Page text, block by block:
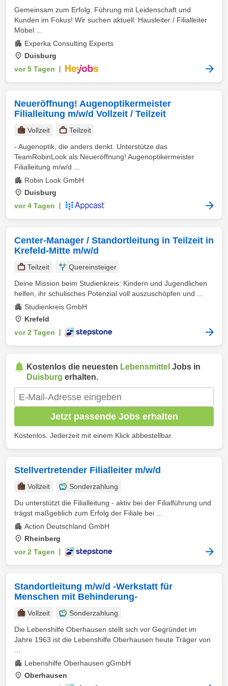
Gemeinsam zum Erfolg: Führung mit Leidenschaft und
Kunden im Fokus! Wir suchen aktuell: Hausleiter / Filialleiter
Möbel ...
Experka Consulting Experts
Duisburg
vor 5 Tagen
Neueröffnung! Augenoptikermeister
Filialleitung m/w/d Vollzeit / Teilzeit
Vollzeit
Teilzeit
- Augenoptik, die anders denkt. Unterstütze das
TeamRobinLook als Neueröffnung! Augenoptikermeister
Filialleitung m/w/d ...
Robin Look GmbH
Duisburg
vor 4 Tagen
Center-Manager / Standortleitung in Teilzeit in
Krefeld-Mitte m/w/d
Teilzeit
Quereinsteiger
Deine Mission beim Studienkreis: Kindern und Jugendlichen
helfen, ihr schulisches Potenzial voll auszuschöpfen und ...
Studienkreis GmbH
Krefeld
vor 2 Tagen
Kostenlos die neuesten Lebensmittel Jobs in
Duisburg erhalten.
Jetzt passende Jobs erhalten
Kostenlos. Jederzeit mit einem Klick abbestellbar.
Stellvertretender Filialleiter m/w/d
Vollzeit
Sonderzahlung
Du unterstützt die Filialleitung - aktiv bei der Filialführung und
trägst maßgeblich zum Erfolg der Filiale bei ...
Action Deutschland GmbH
Rheinberg
vor 2 Tagen
Standortleitung m/w/d -Werkstatt für
Menschen mit Behinderung-
Vollzeit
Sonderzahlung
Die Lebenshilfe Oberhausen stellt sich vor Gegründet im
Jahre 1963 ist die Lebenshilfe Oberhausen heute Träger von
Lebenshilfe Oberhausen gGmbH
Oberhausen